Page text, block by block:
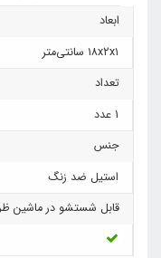
ابعاد
۱۸x۲x۱ سانتی‌متر
تعداد
1 عدد
جنس
استیل ضد زنگ
قابل شستشو در ماشین